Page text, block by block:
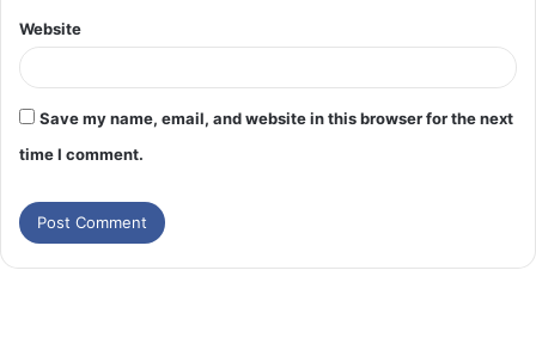
Website
Save my name, email, and website in this browser for the next
time I comment.